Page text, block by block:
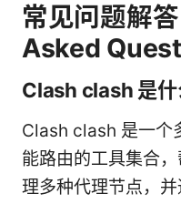
常见问题解
Asked
Clash clash 是什
Clash clash 是一个
能路由的工具集合
理多种代理节点，并